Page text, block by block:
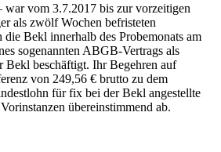
vom 3.7.2017 bis zur vorzeitigen
als zwölf Wochen befristeten
die Bekl innerhalb des Probemonats am
sogenannten ABGB-Vertrags als
Bekl beschäftigt. Ihr Begehren auf
von 249,56 € brutto zu dem
für fix bei der Bekl angestellte
übereinstimmend ab.